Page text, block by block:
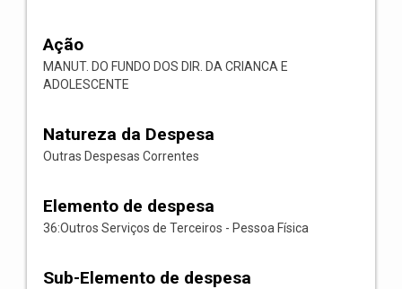
Ação
MANUT. DO FUNDO DOS DIR. DA CRIANCA E
ADOLESCENTE
Natureza da Despesa
Outras Despesas Correntes
Elemento de despesa
36:Outros Serviços de Terceiros - Pessoa Física
Sub-Elemento de despesa